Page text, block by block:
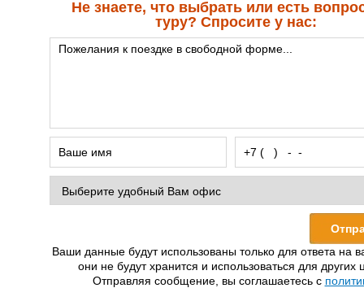
Не знаете, что выбрать или есть
туру? Спросите у нас:
Ваши данные будут использованы только для ответа на
они не будут хранится и использоваться для других
Отправляя сообщение, вы соглашаетесь с